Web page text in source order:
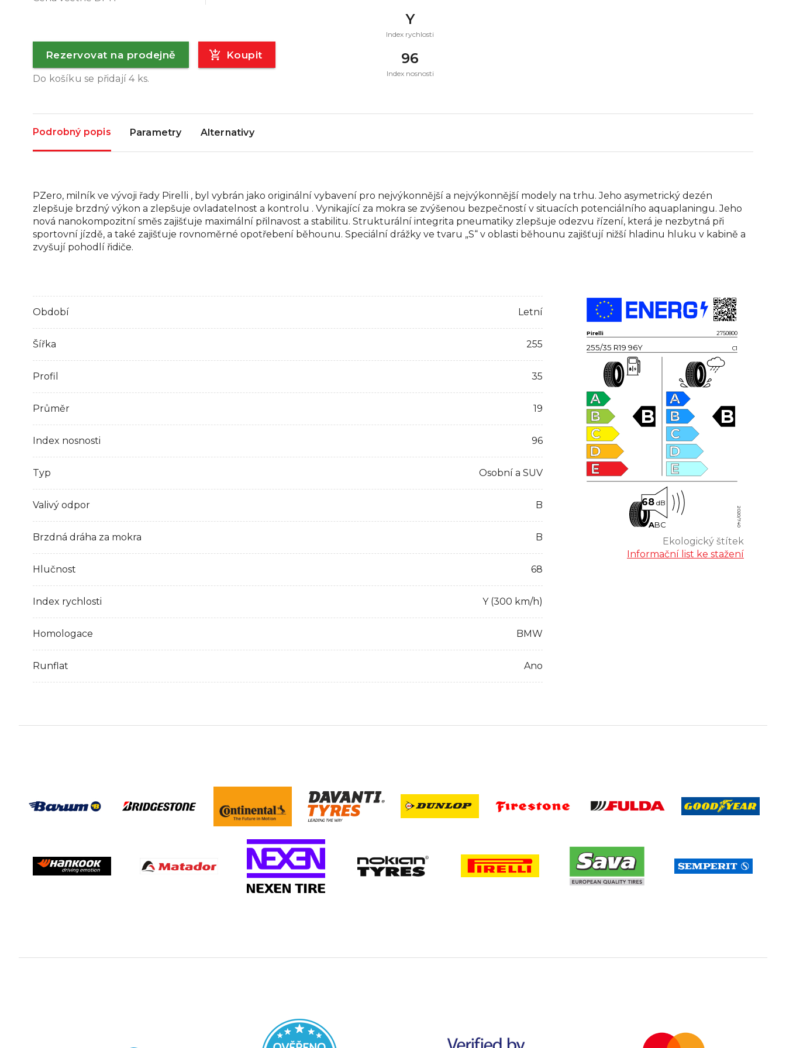
Rezervovat na prodejně Koupit
Do košíku se přidají4ks.
Y
Index rychlosti
96
Index nosnosti
Podrobný popis Parametry Alternativy
PZero, milník ve vývoji řady Pirelli , byl vybrán jako originální vybavení pro nejvýkonnější a nejvýkonnější modely na trhu. Jeho asymetrický dezén
zlepšuje brzdný výkon a zlepšuje ovladatelnost a kontrolu . Vynikající za mokra se zvýšenou bezpečností v situacích potenciálního aquaplaningu. Jeho
nová nanokompozitní směs zajišťuje maximální přilnavost a stabilitu. Strukturální integrita pneumatiky zlepšuje odezvu řízení, která je nezbytná při
sportovní jízdě, a také zajišťuje rovnoměrné opotřebení běhounu. Speciální drážky ve tvaru „S“ v oblasti běhounu zajišťují nižší hladinu hluku v kabině a
zvyšují pohodlí řidiče.
Období Letní
Šířka 255
Profil 35
Průměr 19
Index nosnosti 96
Typ Osobní a SUV
Valivý odpor B
Brzdná dráha za mokra B
Hlučnost 68
Index rychlosti Y (300 km/h)
Homologace BMW
Runflat Ano
Pirelli 2750800
255/35 R19 96Y C1
A
B
C
D
E
B
A
B
C
D
E
B
68 dB
ABC 2020/740
Ekologický štítek
Informační list ke stažení